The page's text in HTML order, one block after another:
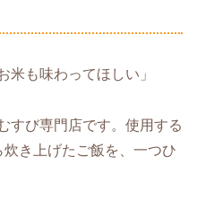
米も味わってほしい」
すび専門店です。使用する
き上げたご飯を、一つひ